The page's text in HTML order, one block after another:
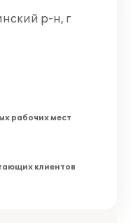
р-н, г
рабочих мест
клиентов